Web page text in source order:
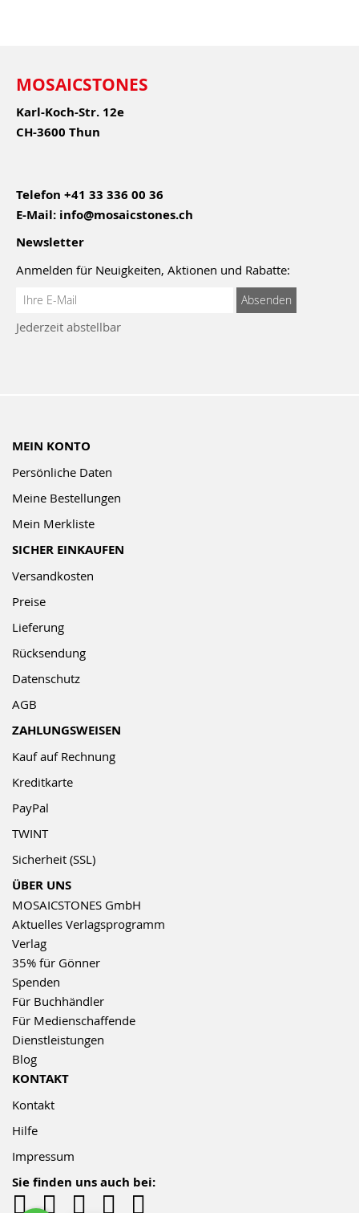
MOSAICSTONES
Karl-Koch-Str. 12e
CH-3600 Thun
Telefon +41 33 336 00 36
E-Mail: info@mosaicstones.ch
Newsletter
Anmelden für Neuigkeiten, Aktionen und Rabatte:
Anmeldung
Newsletter:
Absenden
Jederzeit abstellbar
MEIN KONTO
Persönliche Daten
Meine Bestellungen
Mein Merkliste
SICHER EINKAUFEN
Versandkosten
Preise
Lieferung
Rücksendung
Datenschutz
AGB
ZAHLUNGSWEISEN
Kauf auf Rechnung
Kreditkarte
PayPal
TWINT
Sicherheit (SSL)
ÜBER UNS
MOSAICSTONES GmbH
Aktuelles Verlagsprogramm
Verlag
35% für Gönner
Spenden
Für Buchhändler
Für Medienschaffende
Dienstleistungen
Blog
KONTAKT
Kontakt
Hilfe
Impressum
Sie finden uns auch bei: